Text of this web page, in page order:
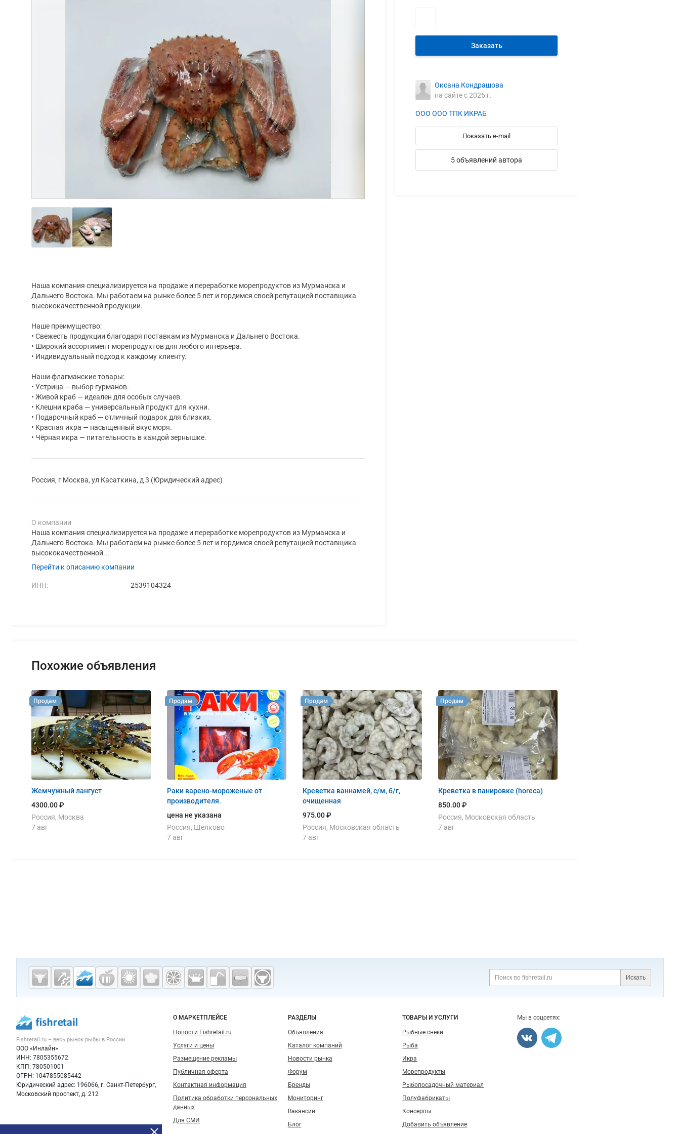
Наша компания специализируется на продаже и переработке морепродуктов из Мурманска и
Дальнего Востока. Мы работаем на рынке более 5 лет и гордимся своей репутацией поставщика
высококачественной продукции.
Наше преимущество:
• Свежесть продукции благодаря поставкам из Мурманска и Дальнего Востока.
• Широкий ассортимент морепродуктов для любого интерьера.
• Индивидуальный подход к каждому клиенту.
Наши флагманские товары:
• Устрица — выбор гурманов.
• Живой краб — идеален для особых случаев.
• Клешни краба — универсальный продукт для кухни.
• Подарочный краб — отличный подарок для близких.
• Красная икра — насыщенный вкус моря.
• Чёрная икра — питательность в каждой зернышке.
Россия, г Москва, ул Касаткина, д 3 (Юридический адрес)
О компании
Наша компания специализируется на продаже и переработке морепродуктов из Мурманска и
Дальнего Востока. Мы работаем на рынке более 5 лет и гордимся своей репутацией поставщика
высококачественной...
Перейти к описанию компании
ИНН: 2539104324
Заказать
Оксана Кондрашова
на сайте с 2026 г.
ООО ООО ТПК ИКРАБ
Показать e-mail
5 объявлений автора
Похожие объявления
Жемчужный лангуст
4300.00 ₽
Россия, Москва
7 авг
Продам
Раки варено-мороженые от
производителя.
цена не указана
Россия, Щелково
7 авг
Продам
Креветка ваннамей, с/м, б/г,
очищенная
975.00 ₽
Россия, Московская область
7 авг
Продам
Креветка в панировке (horeca)
850.00 ₽
Россия, Московская область
7 авг
Продам
Дополнительная информация
Искать
Cсылки на полезные проекты
Fishretail.ru —
рыба,
Важные разделы и контакты
Fishretail.ru – весь рынок рыбы в России.
ООО «Инлайн»
ИНН: 7805355672
КПП: 780501001
ОГРН: 1047855085442
Юридический адрес: 196066, г. Санкт-Петербург,
Московский проспект, д. 212
Навигация по сайту
О МАРКЕТПЛЕЙСЕ
Новости Fishretail.ru
Услуги и цены
Размещение рекламы
Публичная оферта
Контактная информация
Политика обработки персональных
данных
Для СМИ
РАЗДЕЛЫ
Объявления
Каталог компаний
Новости рынка
Форум
Бренды
Мониторинг
Вакансии
Блог
ТОВАРЫ И УСЛУГИ
Рыбные снеки
Рыба
Икра
Морепродукты
Рыбопосадочный материал
Полуфабрикаты
Консервы
Добавить объявление
Мы в соцсетях: